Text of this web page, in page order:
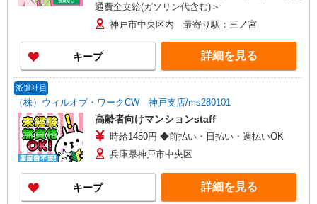
通費全支給(ガソリン代含む)＞
神戸市中央区内 最寄り駅：三ノ宮
キープ 詳細を見る
派遣社員
（株）ウィルオブ・ワークCW 神戸支店/ms280101
高齢者向けマンションstaff
時給1450円 ◆前払い・日払い・週払いOK
兵庫県神戸市中央区
キープ 詳細を見る